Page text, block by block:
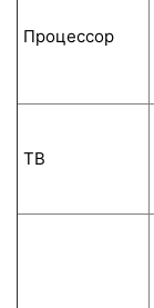
Процессор
ТВ